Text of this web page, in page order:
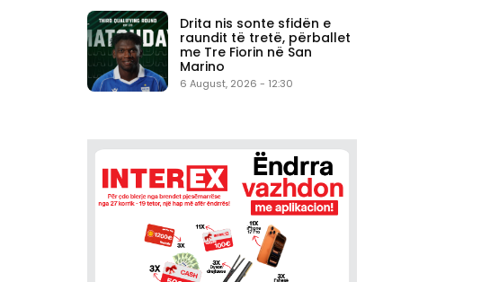
Drita nis sonte sfidën e
raundit të tretë, përballet
me Tre Fiorin në San
Marino
6 August, 2026 - 12:30